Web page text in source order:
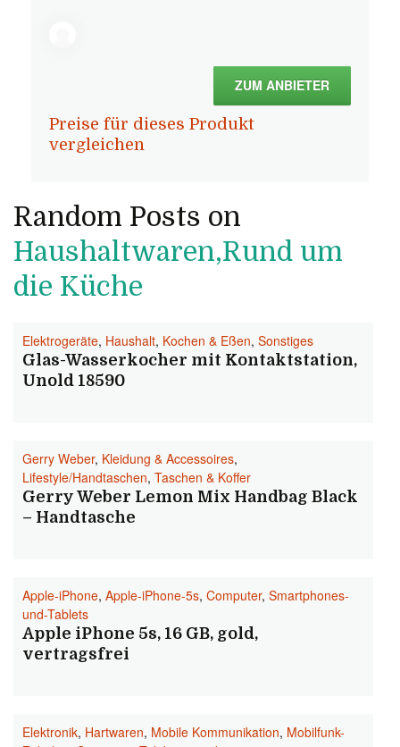
ZUM ANBIETER
Preise für dieses Produkt
vergleichen
Random Posts on
Haushaltwaren,Rund um
die Küche
Elektrogeräte, Haushalt, Kochen & Eßen, Sonstiges
Glas-Wasserkocher mit Kontaktstation,
Unold 18590
Gerry Weber, Kleidung & Accessoires,
Lifestyle/Handtaschen, Taschen & Koffer
Gerry Weber Lemon Mix Handbag Black
– Handtasche
Apple-iPhone, Apple-iPhone-5s, Computer, Smartphones-
und-Tablets
Apple iPhone 5s, 16 GB, gold,
vertragsfrei
Elektronik, Hartwaren, Mobile Kommunikation, Mobilfunk-